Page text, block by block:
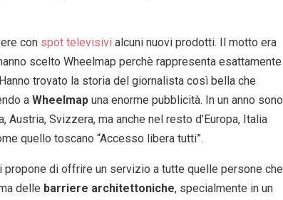
con spot televisivi alcuni nuovi prodotti. Il motto era
scelto Wheelmap perchè rappresenta esattamente
trovato la storia del giornalista così bella che
a Wheelmap una enorme pubblicità. In un anno sono
Austria, Svizzera, ma anche nel resto d’Europa, Italia
quello toscano “Accesso libera tutti”.
propone di offrire un servizio a tutte quelle persone che
delle barriere architettoniche, specialmente in un